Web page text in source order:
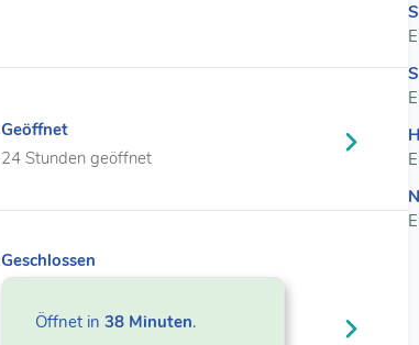
Geöffnet
24 Stunden geöffnet
Geschlossen
Öffnet in 38 Minuten.